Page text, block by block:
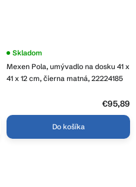
Mexen Pola, umývadlo na dosku 41 x
41 x 12 cm, čierna matná, 22224185
Skladom
€95,89
Do košíka